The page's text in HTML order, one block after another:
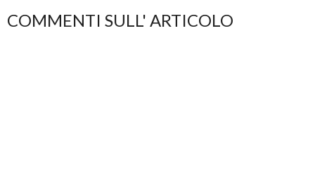
COMMENTI SULL' ARTICOLO